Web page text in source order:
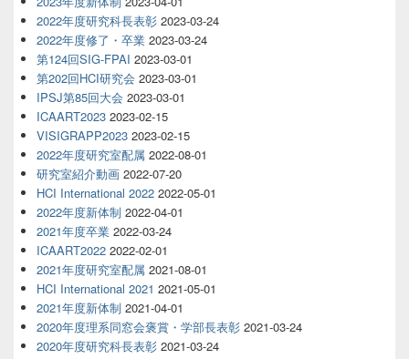
2022年度研究科長表彰 2023-03-24
2022年度修了・卒業 2023-03-24
第124回SIG-FPAI 2023-03-01
第202回HCI研究会 2023-03-01
IPSJ第85回大会 2023-03-01
ICAART2023 2023-02-15
VISIGRAPP2023 2023-02-15
2022年度研究室配属 2022-08-01
研究室紹介動画 2022-07-20
HCI International 2022 2022-05-01
2022年度新体制 2022-04-01
2021年度卒業 2022-03-24
ICAART2022 2022-02-01
2021年度研究室配属 2021-08-01
HCI International 2021 2021-05-01
2021年度新体制 2021-04-01
2020年度理系同窓会褒賞・学部長表彰 2021-03-24
2020年度研究科長表彰 2021-03-24